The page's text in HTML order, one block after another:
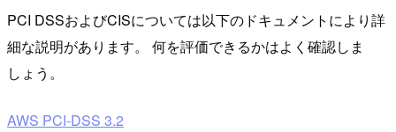
PCI DSSおよびCISについては以下のドキュメントにより詳
細な説明があります。 何を評価できるかはよく確認しま
しょう。
AWS PCI-DSS 3.2